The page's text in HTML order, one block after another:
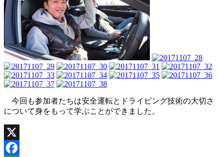
今回も参加者たちは安全運転とドライビング技術の大切さ
について身をもって学ぶことができました。
X